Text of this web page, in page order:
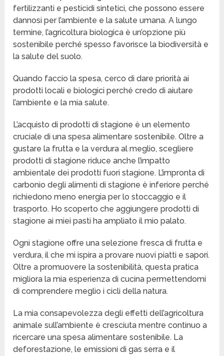
fertilizzanti e pesticidi sintetici, che possono essere
dannosi per l’ambiente e la salute umana. A lungo
termine, l’agricoltura biologica è un’opzione più
sostenibile perché spesso favorisce la biodiversità e
la salute del suolo.
Quando faccio la spesa, cerco di dare priorità ai
prodotti locali e biologici perché credo di aiutare
l’ambiente e la mia salute.
L’acquisto di prodotti di stagione è un elemento
cruciale di una spesa alimentare sostenibile. Oltre a
gustare la frutta e la verdura al meglio, scegliere
prodotti di stagione riduce anche l’impatto
ambientale dei prodotti fuori stagione. L’impronta di
carbonio degli alimenti di stagione è inferiore perché
richiedono meno energia per lo stoccaggio e il
trasporto. Ho scoperto che aggiungere prodotti di
stagione ai miei pasti ha ampliato il mio palato.
Ogni stagione offre una selezione fresca di frutta e
verdura, il che mi ispira a provare nuovi piatti e sapori.
Oltre a promuovere la sostenibilità, questa pratica
migliora la mia esperienza di cucina permettendomi
di comprendere meglio i cicli della natura.
La mia consapevolezza degli effetti dell’agricoltura
animale sull’ambiente è cresciuta mentre continuo a
ricercare una spesa alimentare sostenibile. La
deforestazione, le emissioni di gas serra e il